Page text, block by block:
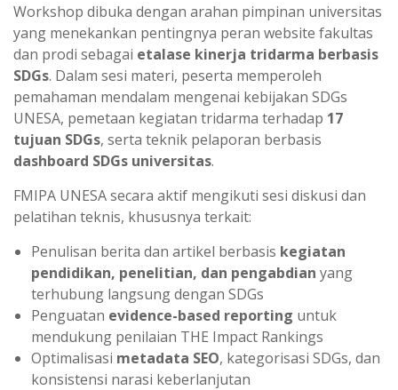
Workshop dibuka dengan arahan pimpinan universitas
yang menekankan pentingnya peran website fakultas
dan prodi sebagai etalase kinerja tridarma berbasis
SDGs. Dalam sesi materi, peserta memperoleh
pemahaman mendalam mengenai kebijakan SDGs
UNESA, pemetaan kegiatan tridarma terhadap 17
tujuan SDGs, serta teknik pelaporan berbasis
dashboard SDGs universitas.
FMIPA UNESA secara aktif mengikuti sesi diskusi dan
pelatihan teknis, khususnya terkait:
Penulisan berita dan artikel berbasis kegiatan
pendidikan, penelitian, dan pengabdian yang
terhubung langsung dengan SDGs
Penguatan evidence-based reporting untuk
mendukung penilaian THE Impact Rankings
Optimalisasi metadata SEO, kategorisasi SDGs, dan
konsistensi narasi keberlanjutan